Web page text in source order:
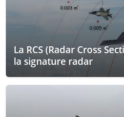
La RCS (Radar Cross
la signature radar